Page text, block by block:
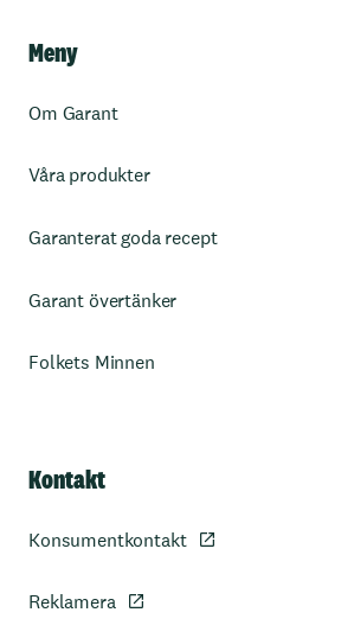
Meny
Om Garant
Våra produkter
Garanterat goda recept
Garant övertänker
Folkets Minnen
Kontakt
Konsumentkontakt
Reklamera